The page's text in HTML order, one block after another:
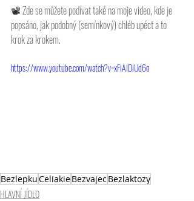
📽 Zde se můžete podívat také na moje video, kde je
popsáno, jak podobný (semínkový) chléb upéct a to
krok za krokem.
https://www.youtube.com/watch?v=xFiAIDiUd6o
BezlepkuCeliakieBezvajec Bezlaktozy
HLAVNÍ JÍDLO